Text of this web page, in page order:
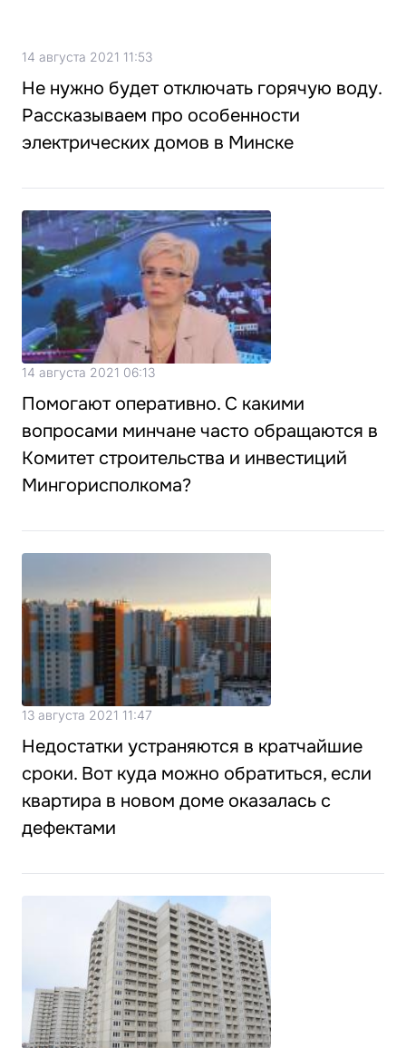
14 августа 2021 11:53
Не нужно будет отключать горячую воду.
Рассказываем про особенности
электрических домов в Минске
14 августа 2021 06:13
Помогают оперативно. С какими
вопросами минчане часто обращаются в
Комитет строительства и инвестиций
Мингорисполкома?
13 августа 2021 11:47
Недостатки устраняются в кратчайшие
сроки. Вот куда можно обратиться, если
квартира в новом доме оказалась с
дефектами